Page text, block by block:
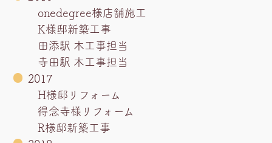
onedegree様店舗施工
K様邸新築工事
田添駅 木工事担当
寺田駅 木工事担当
2017
H様邸リフォーム
得念寺様リフォーム
R様邸新築工事